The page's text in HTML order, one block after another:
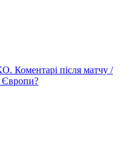
після матчу /
Європи?